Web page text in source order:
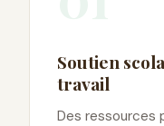
Soutien
travail
Des ressources